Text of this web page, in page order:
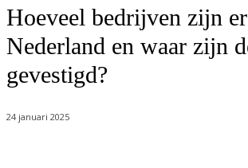
Hoeveel bedrijven zijn
Nederland en waar zijn
gevestigd?
24 januari 2025